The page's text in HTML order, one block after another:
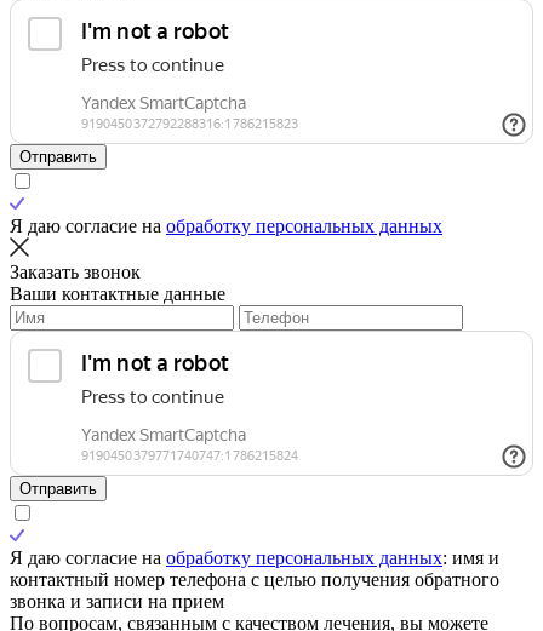
Отправить
Я даю согласие на обработку персональных данных
Заказать звонок
Ваши контактные данные
Отправить
Я даю согласие на обработку персональных данных: имя и
контактный номер телефона с целью получения обратного
звонка и записи на прием
По вопросам, связанным с качеством лечения, вы можете